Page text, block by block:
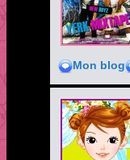
Mon blog